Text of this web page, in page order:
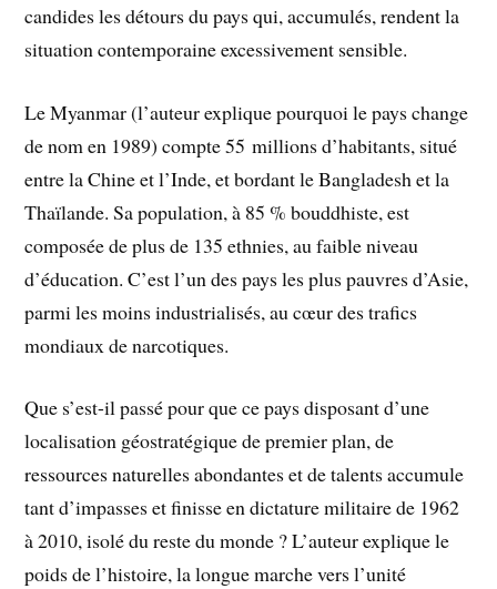
candides les détours du pays qui, accumulés, rendent la
situation contemporaine excessivement sensible.
Le Myanmar (l’auteur explique pourquoi le pays change
de nom en 1989) compte 55 millions d’habitants, situé
entre la Chine et l’Inde, et bordant le Bangladesh et la
Thaïlande. Sa population, à 85 % bouddhiste, est
composée de plus de 135 ethnies, au faible niveau
d’éducation. C’est l’un des pays les plus pauvres d’Asie,
parmi les moins industrialisés, au cœur des trafics
mondiaux de narcotiques.
Que s’est-il passé pour que ce pays disposant d’une
localisation géostratégique de premier plan, de
ressources naturelles abondantes et de talents accumule
tant d’impasses et finisse en dictature militaire de 1962
à 2010, isolé du reste du monde ? L’auteur explique le
poids de l’histoire, la longue marche vers l’unité